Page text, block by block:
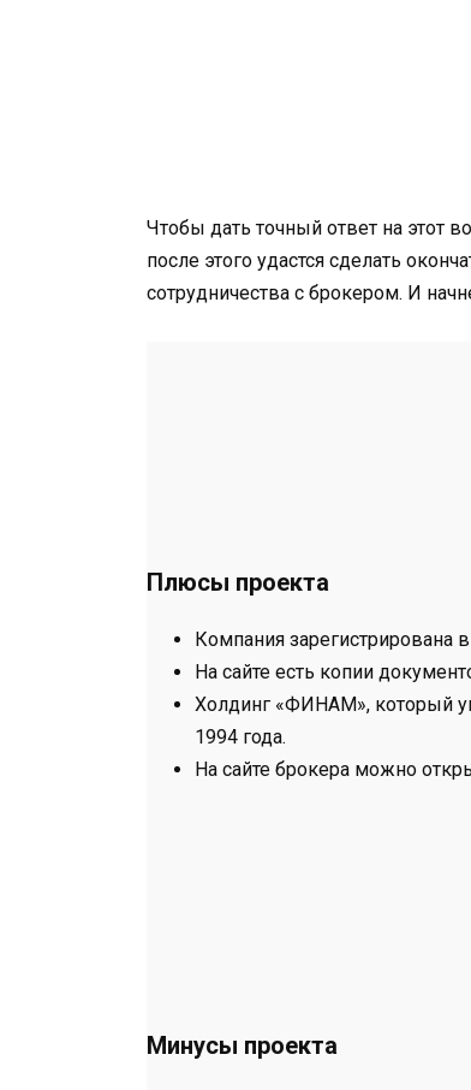
Чтобы дать точный ответ на этот
после этого удастся сделать
сотрудничества с брокером. И
Плюсы проекта
Компания зарегистрирована
На сайте есть копии
Холдинг «ФИНАМ», который
1994 года.
На сайте брокера можно
Минусы проекта